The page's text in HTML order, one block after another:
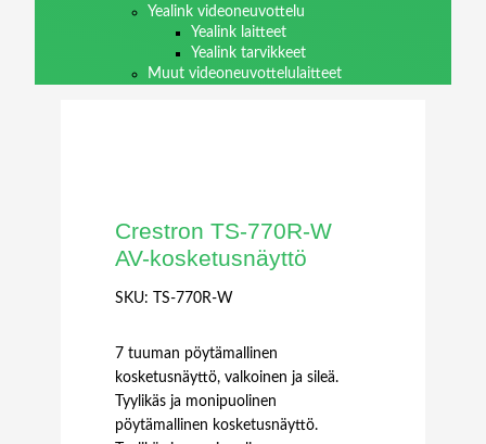
Yealink videoneuvottelu
Yealink laitteet
Yealink tarvikkeet
Muut videoneuvottelulaitteet
Crestron TS-770R-W
AV-kosketusnäyttö
SKU: TS-770R-W
7 tuuman pöytämallinen
kosketusnäyttö, valkoinen ja sileä.
Tyylikäs ja monipuolinen
pöytämallinen kosketusnäyttö.